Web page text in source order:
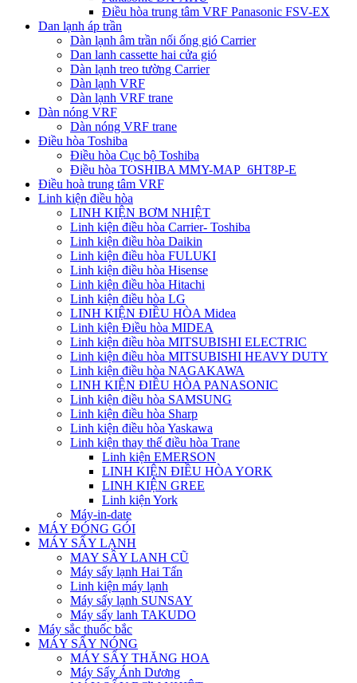
Điều hòa trung tâm VRF Panasonic FSV-EX
Dan lạnh áp trần
Dàn lạnh âm trần nối ống gió Carrier
Dan lanh cassette hai cửa gió
Dàn lạnh treo tường Carrier
Dàn lạnh VRF
Dàn lạnh VRF trane
Dàn nóng VRF
Dàn nóng VRF trane
Điều hòa Toshiba
Điều hòa Cục bộ Toshiba
Điều hòa TOSHIBA MMY-MAP_6HT8P-E
Điều hoà trung tâm VRF
Linh kiện điều hòa
LINH KIỆN BƠM NHIỆT
Linh kiện điều hòa Carrier- Toshiba
Linh kiện điều hòa Daikin
Linh kiện điều hòa FULUKI
Linh kiện điều hòa Hisense
Linh kiện điều hòa Hitachi
Linh kiện điều hòa LG
LINH KIỆN ĐIỀU HÒA Midea
Linh kiện Điều hòa MIDEA
Linh kiện điều hòa MITSUBISHI ELECTRIC
Linh kiện điều hòa MITSUBISHI HEAVY DUTY
Linh kiện điều hòa NAGAKAWA
LINH KIỆN ĐIỀU HÒA PANASONIC
Linh kiện điều hòa SAMSUNG
Linh kiện điều hòa Sharp
Linh kiện điều hòa Yaskawa
Linh kiện thay thế điều hòa Trane
Linh kiện EMERSON
LINH KIỆN ĐIỀU HÒA YORK
LINH KIỆN GREE
Linh kiện York
Máy-in-date
MÁY ĐÓNG GÓI
MÁY SẤY LẠNH
MAY SÂY LANH CŨ
Máy sấy lạnh Hai Tấn
Linh kiện máy lạnh
Máy sấy lạnh SUNSAY
Máy sấy lanh TAKUDO
Máy sắc thuốc bắc
MÁY SẤY NÓNG
MÁY SẤY THĂNG HOA
Máy Sấy Ánh Dương